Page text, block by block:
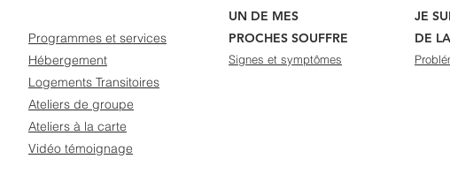
Programmes et services
Hébergement
Logements Transitoires
Ateliers de groupe
Ateliers à la carte
Vidéo témoignage
UN DE MES
PROCHES SOUFFRE
Signes et symptômes
JE
DE